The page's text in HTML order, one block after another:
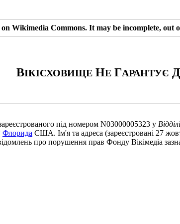
on Wikimedia Commons. It may be incomplete,
ВІКІСХОВИЩЕНЕГАРАНТУЄ Д
під номером N03000005323 у
Флорида США. Ім'я та адреса (зареєстровані 27
про порушення прав Фонду Вікімедіа